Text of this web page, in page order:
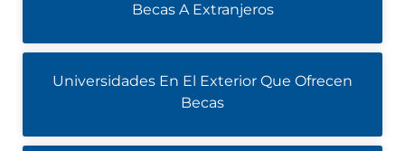
Becas A Extranjeros
Universidades En El Exterior Que Ofrecen
Becas